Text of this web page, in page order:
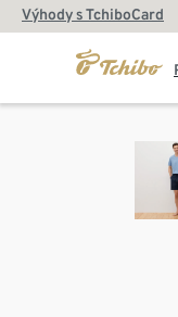
Výhody s TchiboCard